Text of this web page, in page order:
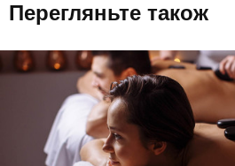
Перегляньте також